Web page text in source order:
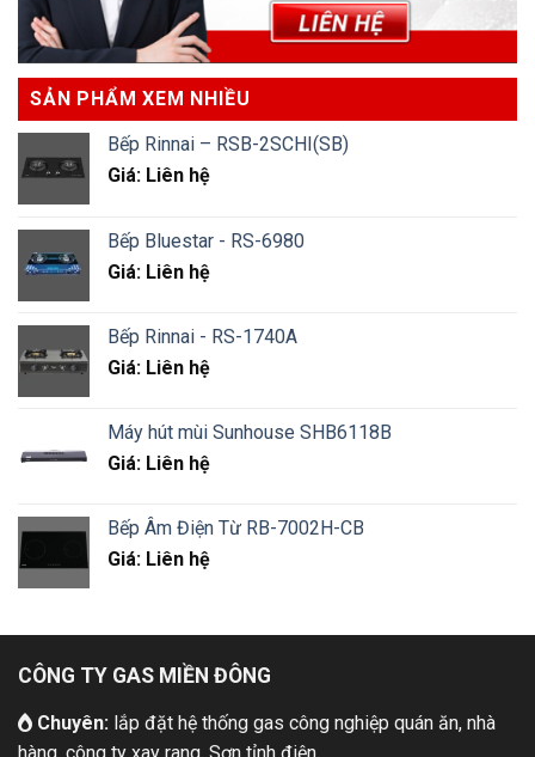
SẢN PHẨM XEM NHIỀU
Bếp Rinnai – RSB-2SCHI(SB)
Giá: Liên hệ
Bếp Bluestar - RS-6980
Giá: Liên hệ
Bếp Rinnai - RS-1740A
Giá: Liên hệ
Máy hút mùi Sunhouse SHB6118B
Giá: Liên hệ
Bếp Âm Điện Từ RB-7002H-CB
Giá: Liên hệ
CÔNG TY GAS MIỀN ĐÔNG
Chuyên:lắp đặt hệ thống gas công nghiệp quán ăn, nhà